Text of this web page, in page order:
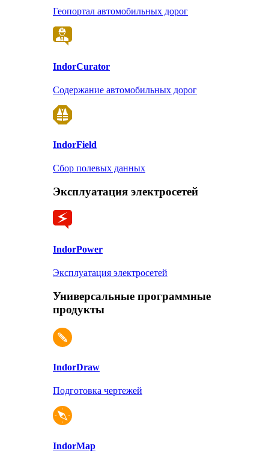
Геопортал автомобильных дорог
IndorCurator
Содержание автомобильных дорог
IndorField
Сбор полевых данных
Эксплуатация электросетей
IndorPower
Эксплуатация электросетей
Универсальные программные
продукты
IndorDraw
Подготовка чертежей
IndorMap